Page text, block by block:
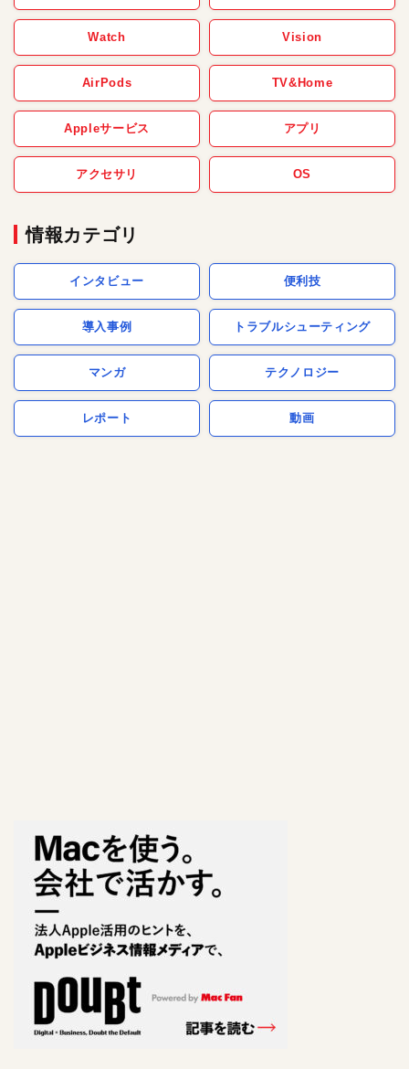
Watch Vision
AirPods TV&Home
Appleサービス アプリ
アクセサリ OS
情報カテゴリ
インタビュー 便利技
導入事例 トラブルシューティング
マンガ テクノロジー
レポート 動画